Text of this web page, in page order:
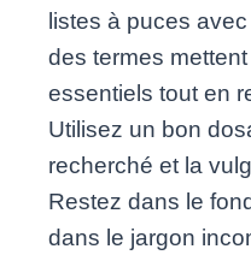
listes à puces
des termes
essentiels tout en
Utilisez un bon
recherché et la
Restez dans le
dans le jargon